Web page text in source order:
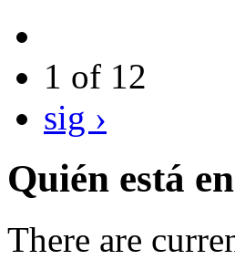
1 of 12
sig ›
Quién está
There are